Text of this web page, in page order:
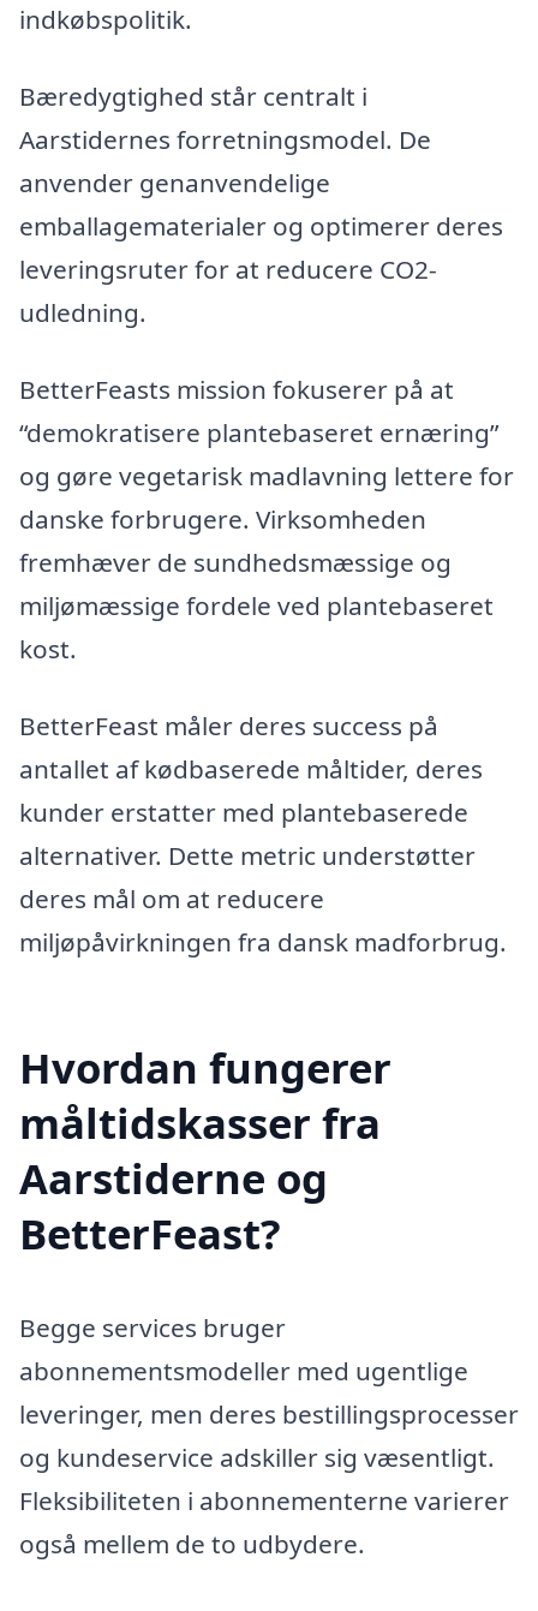
indkøbspolitik.
Bæredygtighed står centralt i
Aarstidernes forretningsmodel. De
anvender genanvendelige
emballagematerialer og optimerer deres
leveringsruter for at reducere CO2-
udledning.
BetterFeasts mission fokuserer på at
“demokratisere plantebaseret ernæring”
og gøre vegetarisk madlavning lettere for
danske forbrugere. Virksomheden
fremhæver de sundhedsmæssige og
miljømæssige fordele ved plantebaseret
kost.
BetterFeast måler deres success på
antallet af kødbaserede måltider, deres
kunder erstatter med plantebaserede
alternativer. Dette metric understøtter
deres mål om at reducere
miljøpåvirkningen fra dansk madforbrug.
Hvordan fungerer
måltidskasser fra
Aarstiderne og
BetterFeast?
Begge services bruger
abonnementsmodeller med ugentlige
leveringer, men deres bestillingsprocesser
og kundeservice adskiller sig væsentligt.
Fleksibiliteten i abonnementerne varierer
også mellem de to udbydere.